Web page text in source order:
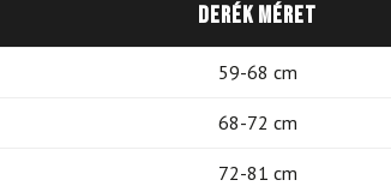
Derék méret
59-68 cm
68-72 cm
72-81 cm